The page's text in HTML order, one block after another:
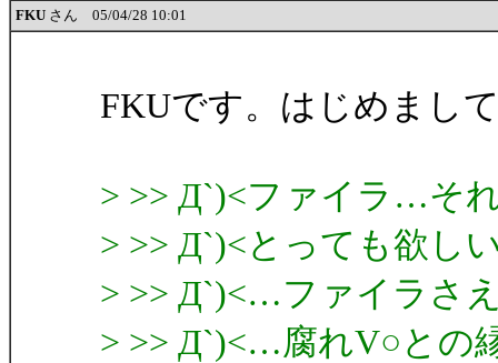
FKU さん 05/04/28 10:01
FKUです。はじめまし
> >> Д`)<ファイラ…そ
> >> Д`)<とっても欲し
> >> Д`)<…ファイラさ
> >> Д`)<…腐れV○との